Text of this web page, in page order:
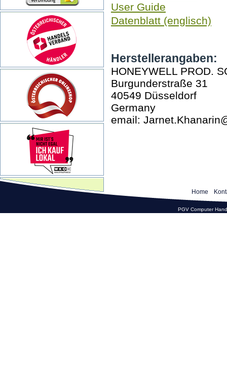
User Guide
Datenblatt (englisch)
Herstellerangaben:
HONEYWELL PROD.
Burgunderstraße 31
40549 Düsseldorf
Germany
email:
Home
PGV Computer